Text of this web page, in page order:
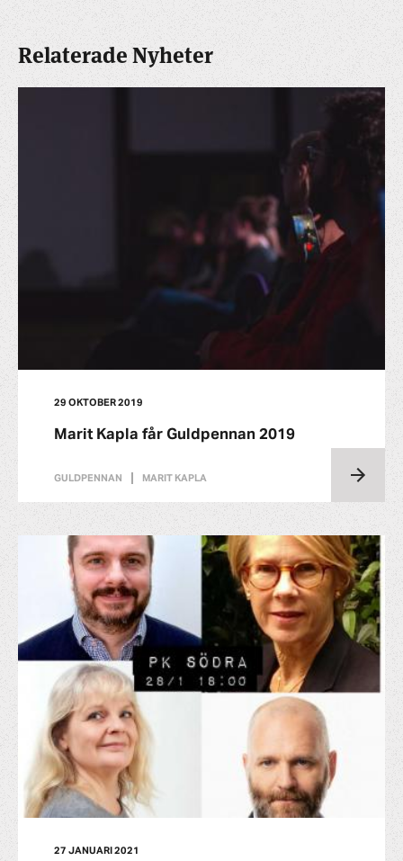
Relaterade Nyheter
29 OKTOBER 2019
Marit Kapla får Guldpennan 2019
GULDPENNAN MARIT KAPLA
27 JANUARI 2021